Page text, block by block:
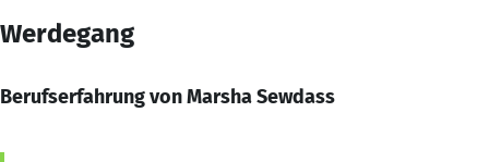
Werdegang
Berufserfahrung von Marsha Sewdass